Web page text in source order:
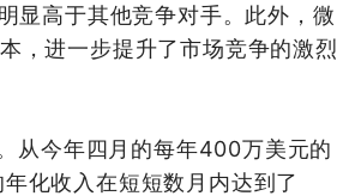
显高于其他竞争对手。此外，微
，进一步提升了市场竞争的激烈
从今年四月的每年400万美元的
化收入在短短数月内达到了